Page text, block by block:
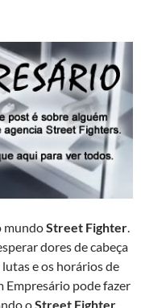
mundoStreet Fighter.
dores de cabeça
e os horários de
pode fazer
oStreet Fighter